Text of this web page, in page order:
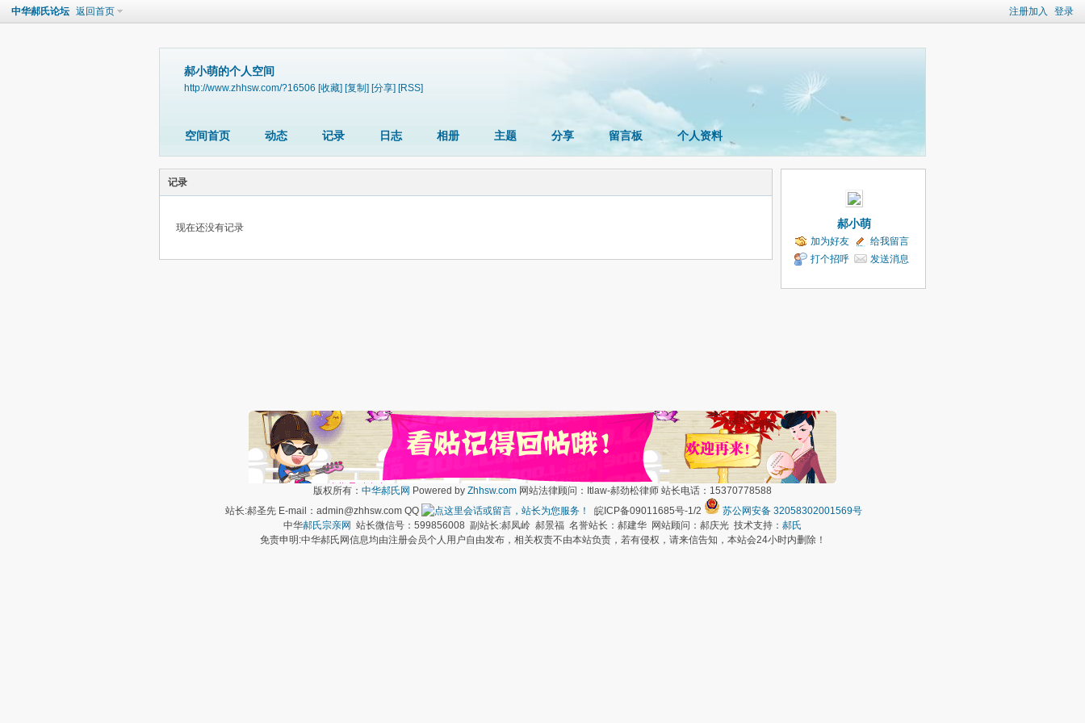
注册加入 登录
中华郝氏论坛 返回首页
郝小萌的个人空间
http://www.zhhsw.com/?16506 [收藏] [复制] [分享] [RSS]
空间首页 动态 记录 日志 相册 主题 分享 留言板 个人资料
记录
现在还没有记录 郝小萌
加为好友
给我留言
打个招呼
发送消息
版权所有： 中华郝氏网 Powered by Zhhsw.com 网站法律顾问：Itlaw-郝劲松律师 站长电话：15370778588
站长:郝圣先 E-mail：admin@zhhsw.com QQ
皖ICP备09011685号-1/2
苏公网安备 32058302001569号
中华郝氏宗亲网 站长微信号：599856008 副站长:郝凤岭 郝景福 名誉站长：郝建华 网站顾问：郝庆光 技术支持： 郝氏
免责申明:中华郝氏网信息均由注册会员个人用户自由发布，相关权责不由本站负责，若有侵权，请来信告知，本站会24小时内删除！